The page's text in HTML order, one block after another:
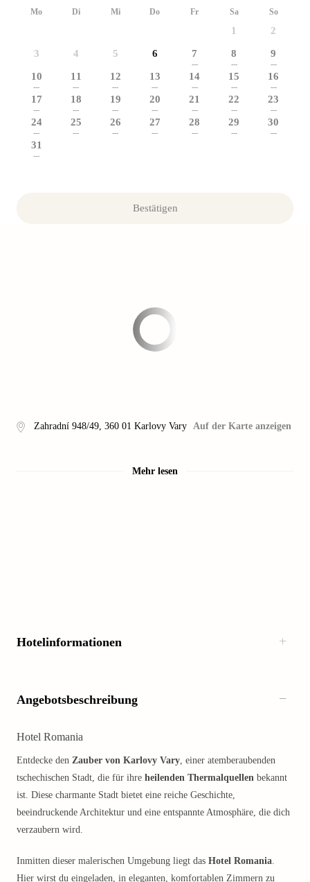
Mo Di Mi Do Fr Sa So
1 2
3 4 5 6 7
---
8
---
9
---
10
---
11
---
12
---
13
---
14
---
15
---
16
---
17
---
18
---
19
---
20
---
21
---
22
---
23
---
24
---
25
---
26
---
27
---
28
---
29
---
30
---
31
---
Bestätigen
Zahradní 948/49, 360 01 Karlovy Vary Auf der Karte anzeigen
Mehr lesen
Hotelinformationen
Angebotsbeschreibung
Hotel Romania
Entdecke den Zauber von Karlovy Vary, einer atemberaubenden
tschechischen Stadt, die für ihre heilenden Thermalquellen bekannt
ist. Diese charmante Stadt bietet eine reiche Geschichte,
beeindruckende Architektur und eine entspannte Atmosphäre, die dich
verzaubern wird.
Inmitten dieser malerischen Umgebung liegt das Hotel Romania.
Hier wirst du eingeladen, in eleganten, komfortablen Zimmern zu